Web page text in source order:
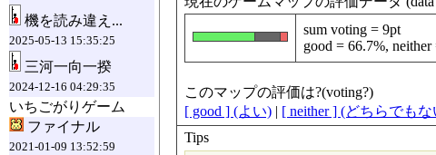
機を読み違え...
2025-05-13 15:35:25
三河一向一揆
2024-12-16 04:29:35
いちごがりゲーム
ファイナル
2021-01-09 13:52:59
sum voting = 9pt
good = 66.7%,
このマップの評価は?(voting?)
[ good ] (よい)| [ neither ] (どちらでもな
Tips